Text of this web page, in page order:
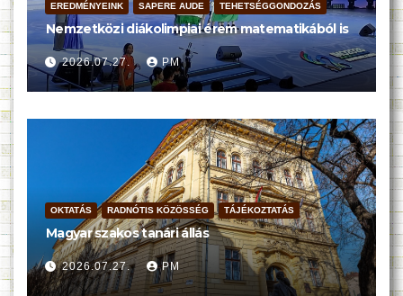
EREDMÉNYEINK SAPERE AUDE TEHETSÉGGONDOZÁS
Nemzetközi diákolimpiai érem matematikából is
2026.07.27. PM
OKTATÁS RADNÓTIS KÖZÖSSÉG TÁJÉKOZTATÁS
Magyar szakos tanári állás
2026.07.27. PM